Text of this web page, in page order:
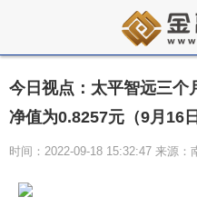
今日视点：太平智远三个
净值为0.8257元（9月16日
时间：2022-09-18 15:32:47 来源：